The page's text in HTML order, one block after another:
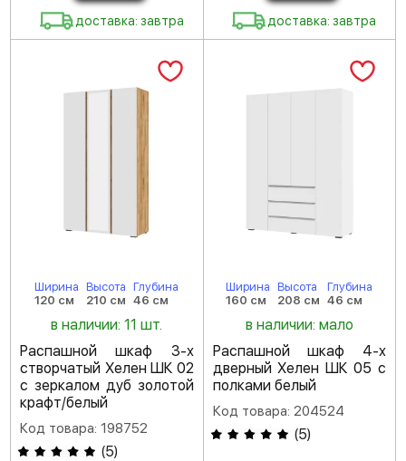
доставка: завтра доставка: завтра
Ширина
120 см
Высота
210 см
Глубина
46 см
в наличии: 11 шт.
Распашной шкаф 3-х
створчатый Хелен ШК 02
с зеркалом дуб золотой
крафт/белый
Код товара: 198752
(5)
Ширина
160 см
Высота
208 см
Глубина
46 см
в наличии: мало
Распашной шкаф 4-х
дверный Хелен ШК 05 с
полками белый
Код товара: 204524
(5)